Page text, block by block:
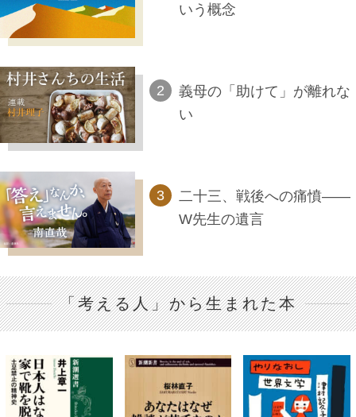
いう概念
義母の「助けて」が離れな
い
二十三、戦後への痛憤――
W先生の遺言
「考える人」から生まれた本